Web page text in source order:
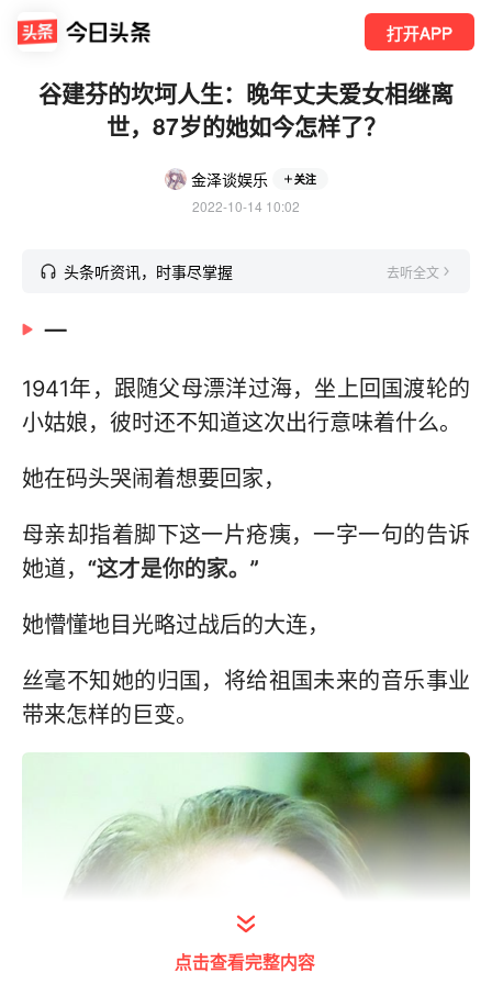
打开APP
谷建芬的坎坷人生：晚年丈夫爱女相继离
世，87岁的她如今怎样了？
金泽谈娱乐 关注
2022-10-14 10:02
头条听资讯，时事尽掌握 去听全文
一
1941年，跟随父母漂洋过海，坐上回国渡轮的
小姑娘，彼时还不知道这次出行意味着什么。
她在码头哭闹着想要回家，
母亲却指着脚下这一片疮痍，一字一句的告诉
她道， “这才是你的家。”
她懵懂地目光略过战后的大连，
丝毫不知她的归国，将给祖国未来的音乐事业
带来怎样的巨变。
点击查看完整内容